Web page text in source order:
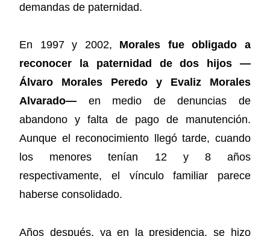
demandas de paternidad.
En 1997 y 2002, Morales fue obligado a
reconocer la paternidad de dos hijos —
Álvaro Morales Peredo y Evaliz Morales
Alvarado— en medio de denuncias de
abandono y falta de pago de manutención.
Aunque el reconocimiento llegó tarde, cuando
los menores tenían 12 y 8 años
respectivamente, el vínculo familiar parece
haberse consolidado.
Años después, ya en la presidencia, se hizo